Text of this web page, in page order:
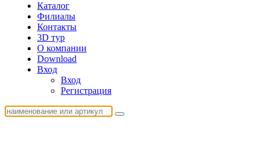
Каталог
Филиалы
Контакты
3D тур
О компании
Download
Вход
Вход
Регистрация